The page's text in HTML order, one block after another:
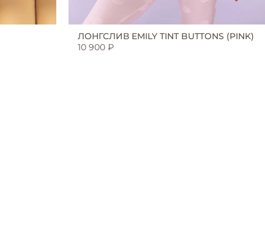
ЛОНГСЛИВ EMILY TINT BUTTONS (PINK)
10 900 ₽